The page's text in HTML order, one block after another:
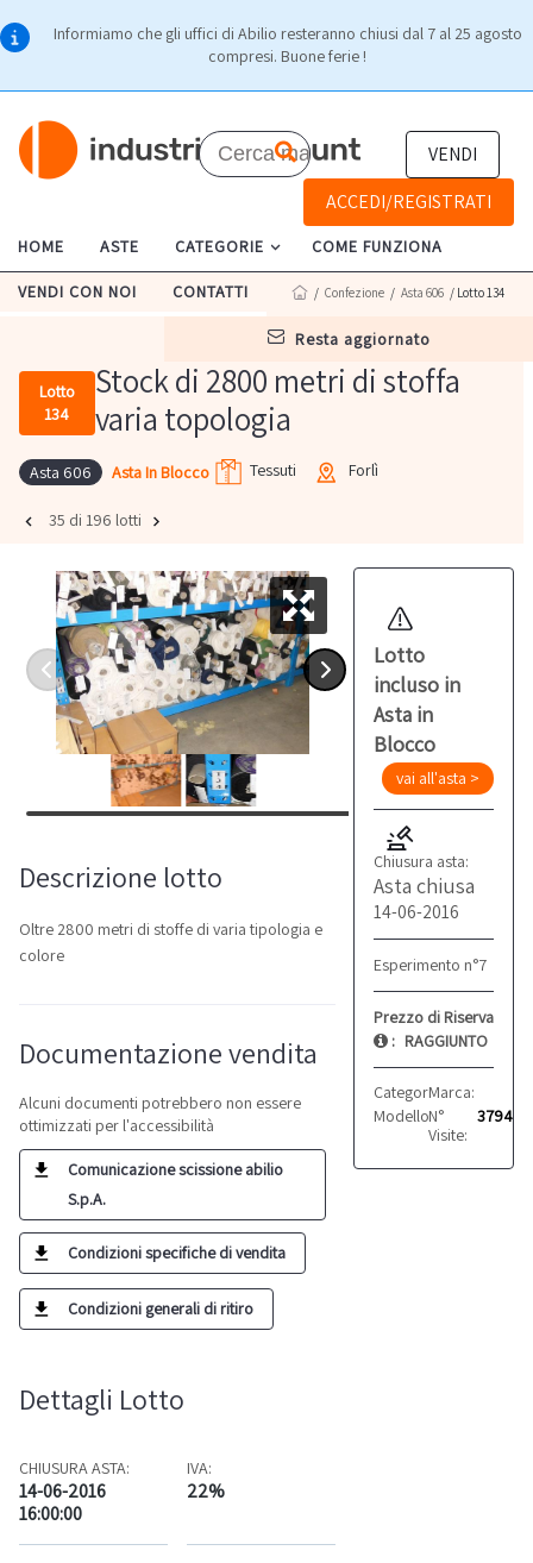
Informiamo che gli uffici di Abilio resteranno chiusi dal 7 al 25 agosto
compresi. Buone ferie !
VENDI
ACCEDI/REGISTRATI
HOME ASTE CATEGORIE COME FUNZIONA
VENDI CON NOI CONTATTI
resta aggiornato
/ Confezione / Asta 606 / Lotto 134
Lotto
134
Stock di 2800 metri di stoffa
varia topologia
Asta 606 Asta In Blocco Tessuti Forlì
35 di 196 lotti
Lotto
incluso in
Asta in
Blocco
vai all'asta >
Chiusura asta:
Asta chiusa
14-06-2016
Esperimento n°7
Prezzo di Riserva
: RAGGIUNTO
Categoria: Tessuti
Marca:
Modello: Vari
N°
Visite:
3794
Descrizione lotto
Oltre 2800 metri di stoffe di varia tipologia e
colore
Documentazione vendita
Alcuni documenti potrebbero non essere
ottimizzati per l'accessibilità
Comunicazione scissione abilio
S.p.A.
Condizioni specifiche di vendita
Condizioni generali di ritiro
Dettagli Lotto
CHIUSURA ASTA:
14-06-2016
16:00:00
IVA:
22%